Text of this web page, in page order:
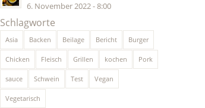
6. November 2022 - 8:00
Schlagworte
Asia Backen Beilage Bericht Burger
Chicken Fleisch Grillen kochen Pork
sauce Schwein Test Vegan
Vegetarisch